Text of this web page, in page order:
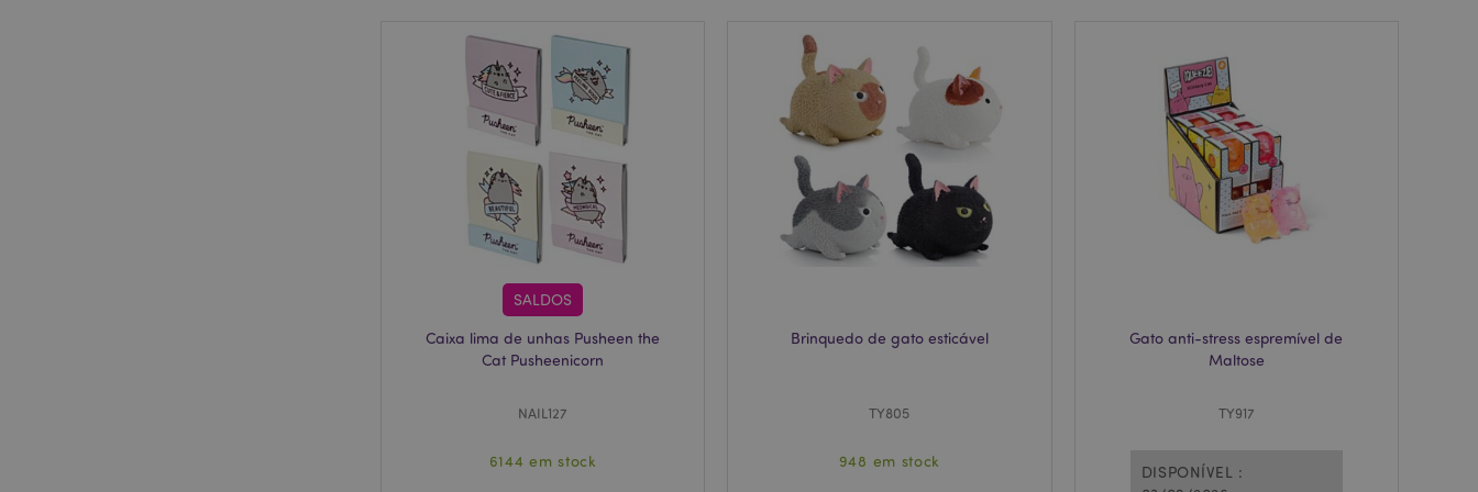
SALDOS
Caixa lima de unhas Pusheen the
Cat Pusheenicorn
NAIL127
6144 em stock
Brinquedo de gato esticável
TY805
948 em stock
Gato anti-stress espremível de
Maltose
TY917
DISPONÍVEL :
Adobe Inc.
Armazena a configuração de dados de produtos
relacionados a produtos recentemente vistos /
comparados.
mage-cache-sessid
www.puckator.pt
O valor deste cookie aciona a limpeza do
armazenamento de cache local. Quando o cookie
é removido pelo aplicativo de back-end, o Admin
limpa o armazenamento local e define o valor do
cookie como verdadeiro.
recently_compared_product
Armazena IDs de produto de produtos
comparados recentemente.
Google LLC
O reCAPTCHA do Google define um cookie
www.puckator.pt
Magento 2 para destacar que a versão de uma
página solicitada por um usuário foi alterada.
recently_viewed_product
Armazena IDs de produtos de produtos